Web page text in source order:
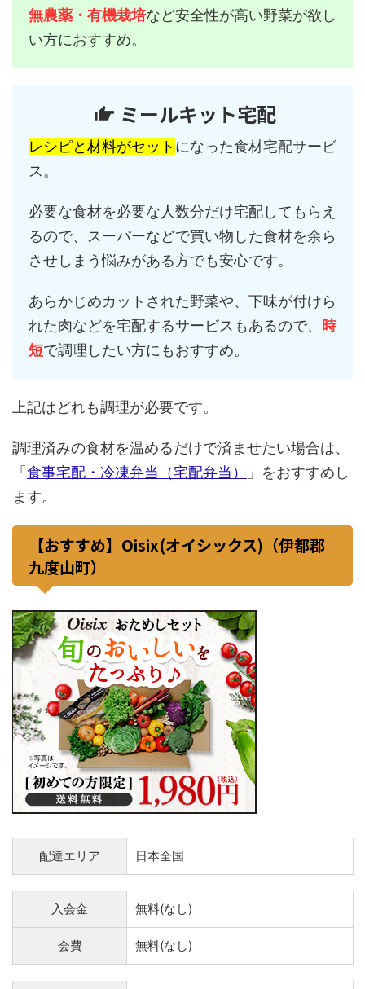
無農薬・有機栽培など安全性が高い野菜が欲し
い方におすすめ。
ミールキット宅配
レシピと材料がセット になった食材宅配サービ
ス。
必要な食材を必要な人数分だけ宅配してもらえ
るので、スーパーなどで買い物した食材を余ら
させしまう悩みがある方でも安心です。
あらかじめカットされた野菜や、下味が付けら
れた肉などを宅配するサービスもあるので、
時
短で調理したい方にもおすすめ。
上記はどれも調理が必要です。
調理済みの食材を温めるだけで済ませたい場合は、
「 食事宅配・冷凍弁当（宅配弁当）
」をおすすめし
ます。
【おすすめ】Oisix(オイシックス)（伊都郡
九度山町）
配達エリア 日本全国
入会金 無料(なし)
会費 無料(なし)